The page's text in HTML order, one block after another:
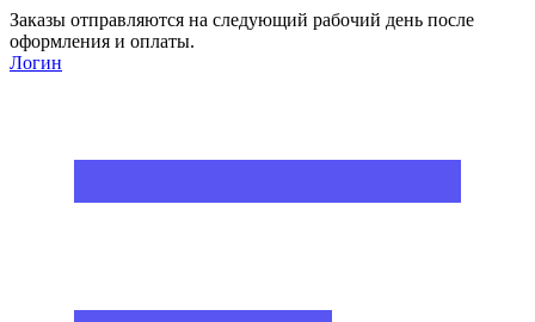
Заказы отправляются на следующий рабочий день после
оформления и оплаты.
Логин